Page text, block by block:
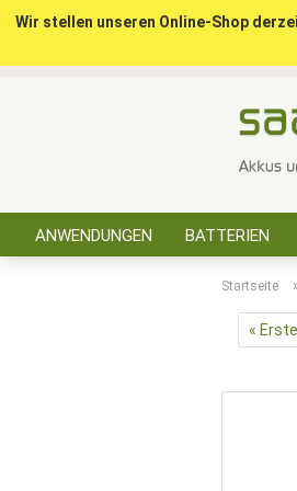
Wir stellen unseren Online-Shop
ANWENDUNGEN BATTERIEN
Startseite
«